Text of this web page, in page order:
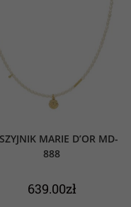
MARIE D’OR MD-
888
639.00zł